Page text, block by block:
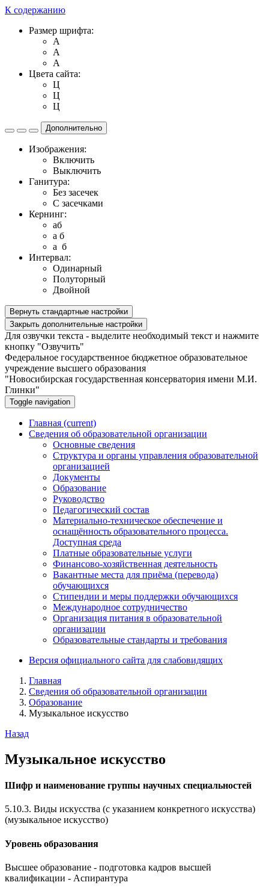
К содержанию
Размер шрифта:
A
A
A
Цвета сайта:
Ц
Ц
Ц
Дополнительно
Изображения:
Включить
Выключить
Ганитура:
Без засечек
С засечками
Кернинг:
aб
a б
a б
Интервал:
Одинарный
Полуторный
Двойной
Вернуть стандартные настройки
Закрыть дополнительные настройки
Для озвучки текста - выделите необходимый текст и нажмите
кнопку "Озвучить"
Федеральное государственное бюджетное образовательное
учреждение высшего образования
"Новосибирская государственная консерватория имени М.И.
Глинки"
Toggle navigation
Главная (current)
Сведения об образовательной организации
Основные сведения
Структура и органы управления образовательной
организацией
Документы
Образование
Руководство
Педагогический состав
Материально-техническое обеспечение и
оснащённость образовательного процесса.
Доступная среда
Платные образовательные услуги
Финансово-хозяйственная деятельность
Вакантные места для приёма (перевода)
обучающихся
Стипендии и меры поддержки обучающихся
Международное сотрудничество
Организация питания в образовательной
организации
Образовательные стандарты и требования
Версия официального сайта для слабовидящих
Главная
Сведения об образовательной организации
Образование
Музыкальное искусство
Назад
Музыкальное искусство
Шифр и наименование группы научных специальностей
5.10.3. Виды искусства (с указанием конкретного искусства)
(музыкальное искусство)
Уровень образования
Высшее образование - подготовка кадров высшей
квалификации - Аспирантура